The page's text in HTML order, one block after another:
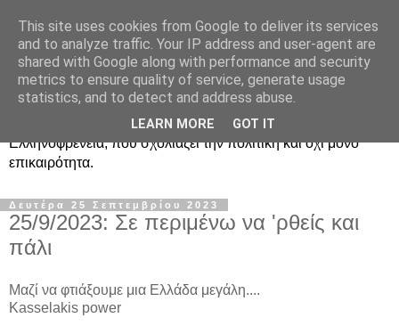
Ραδιοφωνική
Ελληνοφρένεια Unofficial
Η γνωστή ραδιοφωνική εκπομπή κατά κόσμον
Ελληνοφρένεια, που σχολιάζει την πολιτική και όχι μόνο
επικαιρότητα.
Δευτέρα 25 Σεπτεμβρίου 2023
25/9/2023: Σε περιμένω να 'ρθείς και
πάλι
Μαζί να φτιάξουμε μια Ελλάδα μεγάλη....
Kasselakis power
This site uses cookies from Google to deliver its services
and to analyze traffic. Your IP address and user-agent are
shared with Google along with performance and security
metrics to ensure quality of service, generate usage
statistics, and to detect and address abuse.
LEARN MORE GOT IT